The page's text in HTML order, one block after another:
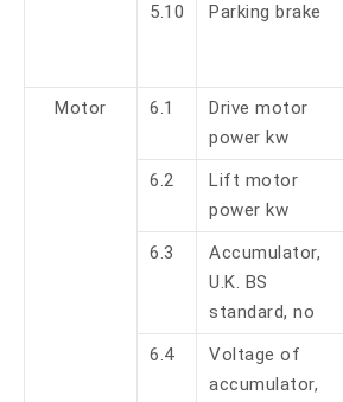
5.10 Parking brake
Motor 6.1
Drive motor
power kw
6.2
Lift motor
power kw
6.3
Accumulator,
U.K. BS
standard, no
6.4
Voltage of
accumulator,